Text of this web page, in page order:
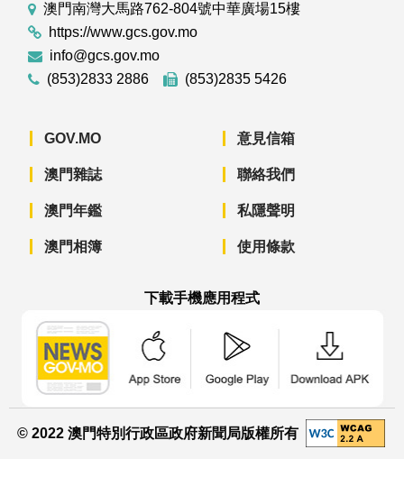
澳門南灣大馬路762-804號中華廣場15樓
https://www.gcs.gov.mo
info@gcs.gov.mo
(853)2833 2886
(853)2835 5426
GOV.MO
澳門雜誌
澳門年鑑
澳門相簿
意見信箱
聯絡我們
私隱聲明
使用條款
下載手機應用程式
© 2022 澳門特別行政區政府新聞局版權所有